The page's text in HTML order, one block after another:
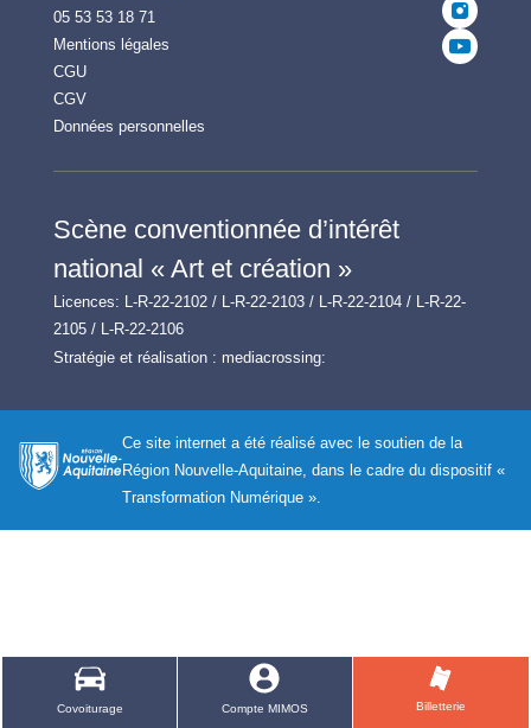
Covoiturage Compte MIMOS Billetterie
05 53 53 18 71
Mentions légales
CGU
CGV
Données personnelles
Scène conventionnée d’intérêt
national « Art et création »
Licences: L-R-22-2102 / L-R-22-2103 / L-R-22-2104 / L-R-22-
2105 / L-R-22-2106
Stratégie et réalisation : mediacrossing:
Ce site internet a été réalisé avec le soutien de la
Région Nouvelle-Aquitaine, dans le cadre du dispositif «
Transformation Numérique ».